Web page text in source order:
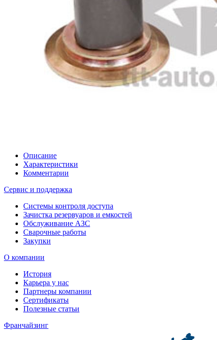
Описание
Характеристики
Комментарии
Сервис и поддержка
Системы контроля доступа
Зачистка резервуаров и емкостей
Обслуживание АЗС
Сварочные работы
Закупки
О компании
История
Карьера у нас
Партнеры компании
Сертификаты
Полезные статьи
Франчайзинг